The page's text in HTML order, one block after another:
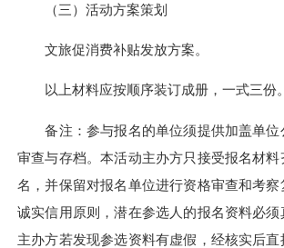
（三）活动方案策划
文旅促消费补贴发放方案。
以上材料应按顺序装订成册，一式三份。
备注：参与报名的单位须提供加盖单位
审查与存档。本活动主办方只接受报名材
名，并保留对报名单位进行资格审查和考
诚实信用原则，潜在参选人的报名资料必
主办方若发现参选资料有虚假，经核实后直